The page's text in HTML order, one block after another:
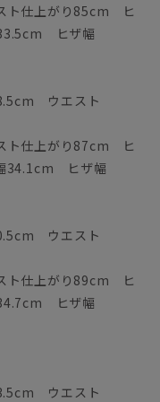
ト仕上がり85cm ヒ
ヒザ幅
ウエスト
ト仕上がり87cm ヒ
34.1cm ヒザ幅
ウエスト
ト仕上がり89cm ヒ
ヒザ幅
ウエスト